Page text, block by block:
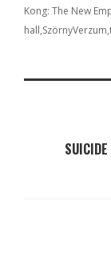
Kong: The New
hall SzörnyVerzum